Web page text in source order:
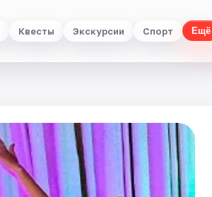
Квесты Экскурсии Спорт Ещё